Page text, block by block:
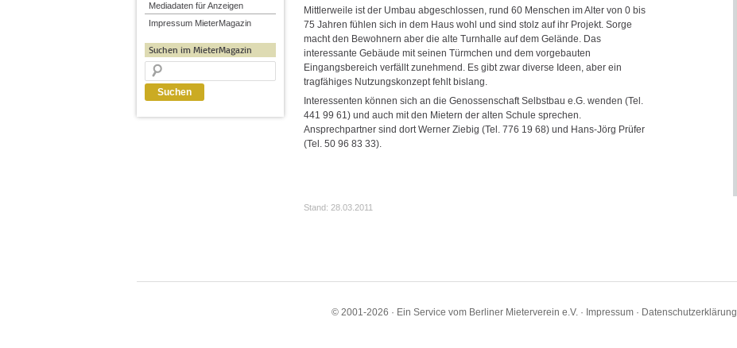
Mittlerweile ist der Umbau abgeschlossen, rund 60 Menschen im Alter von 0 bis
75 Jahren fühlen sich in dem Haus wohl und sind stolz auf ihr Projekt. Sorge
macht den Bewohnern aber die alte Turnhalle auf dem Gelände. Das
interessante Gebäude mit seinen Türmchen und dem vorgebauten
Eingangsbereich verfällt zunehmend. Es gibt zwar diverse Ideen, aber ein
tragfähiges Nutzungskonzept fehlt bislang.
Interessenten können sich an die Genossenschaft Selbstbau e.G. wenden (Tel.
441 99 61) und auch mit den Mietern der alten Schule sprechen.
Ansprechpartner sind dort Werner Ziebig (Tel. 776 19 68) und Hans-Jörg Prüfer
(Tel. 50 96 83 33).
Stand: 28.03.2011
Mediadaten für Anzeigen
Impressum MieterMagazin
Suchen im MieterMagazin
© 2001-2026 · Ein Service vom Berliner Mieterverein e.V. · Impressum · Datenschutzerklärung